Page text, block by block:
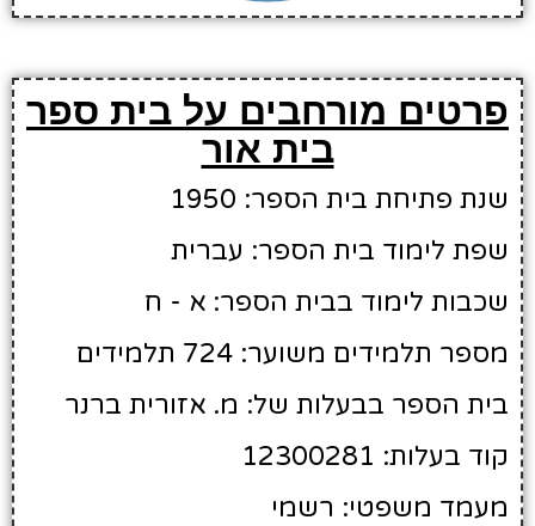
פרטים מורחבים על בית ספר
בית אור
שנת פתיחת בית הספר: 1950
שפת לימוד בית הספר: עברית
שכבות לימוד בבית הספר: א - ח
מספר תלמידים משוער: 724 תלמידים
בית הספר בבעלות של: מ. אזורית ברנר
קוד בעלות: 12300281
מעמד משפטי: רשמי